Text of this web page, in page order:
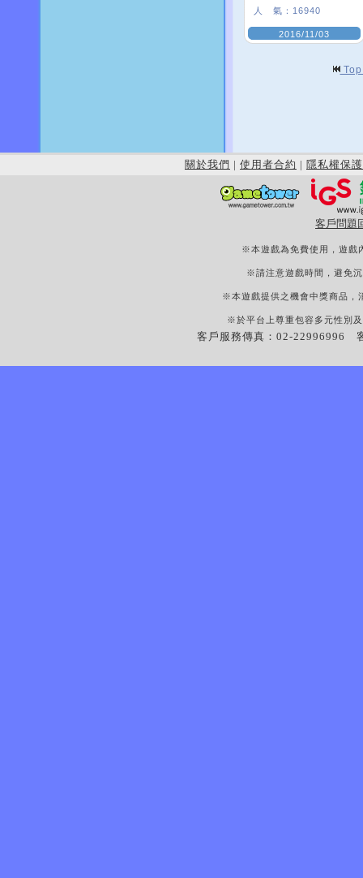
人 氣： 16940
2016/11/03
關於我們 | 使用者合約 | 隱私權保護
客戶問題
※本遊戲為免費使用，遊戲
※請注意遊戲時間，避免
※本遊戲提供之機會中獎商品，
※於平台上尊重包容多元性別
客戶服務傳真：02-22996996